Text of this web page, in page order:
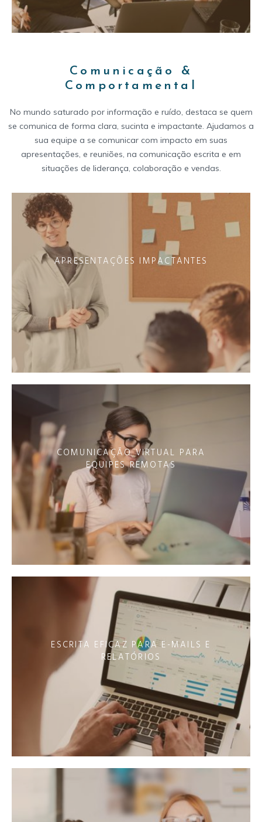
Comunicação &
Comportamental
No mundo saturado por informação e ruído, destaca se quem
se comunica de forma clara, sucinta e impactante. Ajudamos a
sua equipe a se comunicar com impacto em suas
apresentações, e reuniões, na comunicação escrita e em
situações de liderança, colaboração e vendas.
APRESENTAÇÕES IMPACTANTES
COMUNICAÇÃO VIRTUAL PARA
EQUIPES REMOTAS
ESCRITA EFICAZ PARA E-MAILS E
RELATÓRIOS